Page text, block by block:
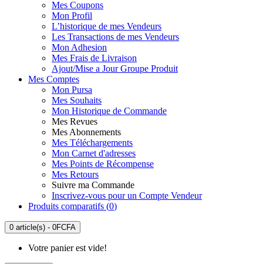
Mes Coupons
Mon Profil
L’historique de mes Vendeurs
Les Transactions de mes Vendeurs
Mon Adhesion
Mes Frais de Livraison
Ajout/Mise a Jour Groupe Produit
Mes Comptes
Mon Pursa
Mes Souhaits
Mon Historique de Commande
Mes Revues
Mes Abonnements
Mes Téléchargements
Mon Carnet d'adresses
Mes Points de Récompense
Mes Retours
Suivre ma Commande
Inscrivez-vous pour un Compte Vendeur
Produits comparatifs (0)
0 article(s) - 0FCFA
Votre panier est vide!